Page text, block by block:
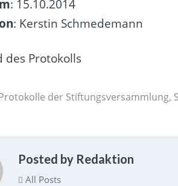
: 15.10.2014
: Kerstin Schmedemann
des Protokolls
der Stiftungsversammlung,
Posted by Redaktion
All Posts